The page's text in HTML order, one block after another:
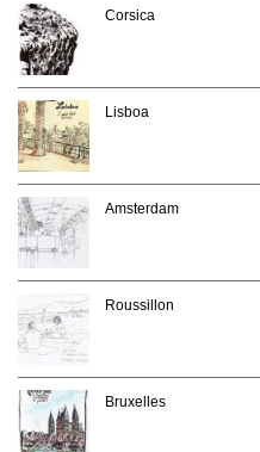
Corsica
Lisboa
Amsterdam
Roussillon
Bruxelles